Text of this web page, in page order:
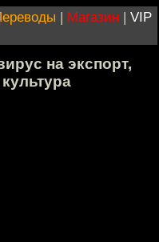
| Магазин | VIP
на экспорт,